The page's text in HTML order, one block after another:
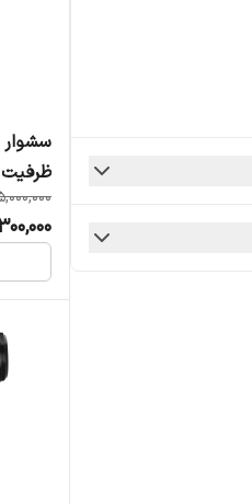
ظرفیت ۲۸۰۰ وات